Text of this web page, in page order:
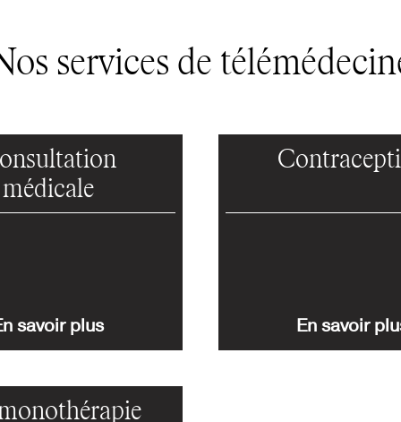
services de
médicale
savoir plus En savoir